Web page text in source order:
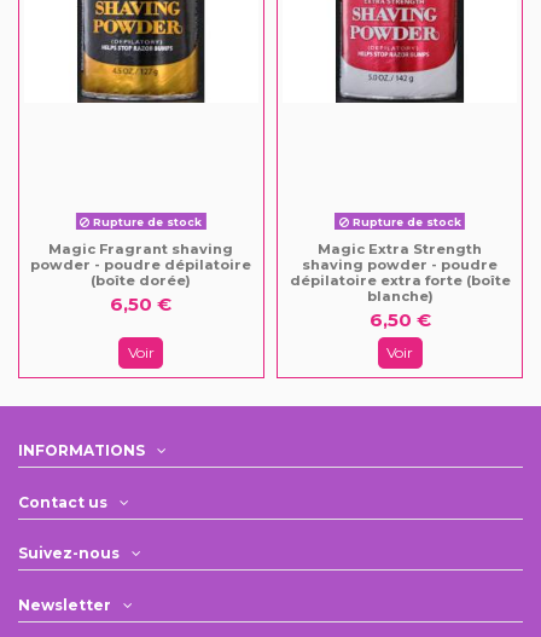
Rupture de stock
Magic Fragrant shaving
powder - poudre dépilatoire
(boîte dorée)
6,50 €
Voir
Rupture de stock
Magic Extra Strength
shaving powder - poudre
dépilatoire extra forte (boîte
blanche)
6,50 €
Voir
INFORMATIONS
Contact us
Suivez-nous
Newsletter